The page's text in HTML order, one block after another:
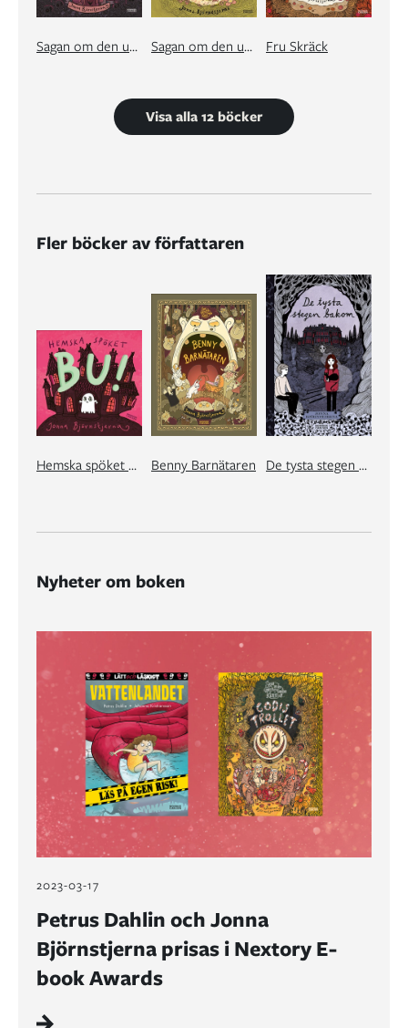
Sagan om den underbara familjen Kanin och Döingarnas dag Sagan om den underbara familjen Kanin och monstret i skogen Fru Skräck
Visa alla 12 böcker
Fler böcker av författaren
Hemska spöket Bu! Benny Barnätaren De tysta stegen bakom
Nyheter om boken
2023-03-17
Petrus Dahlin och Jonna
Björnstjerna prisas i Nextory E-
book Awards